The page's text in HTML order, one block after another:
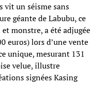
vit un séisme sans
géante de Labubu, ce
monstre, a été adjugée
euros) lors d’une vente
unique, mesurant 131
velue, illustre
signées Kasing